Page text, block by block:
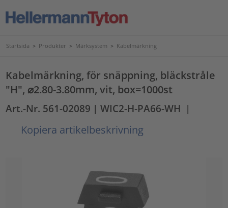
Startsida > Produkter > Märksystem > Kabelmärkning
Kabelmärkning, för snäppning, bläckstråle
"H", ⌀2.80-3.80mm, vit, box=1000st
Art.-Nr. 561-02089 | WIC2-H-PA66-WH |
Kopiera artikelbeskrivning